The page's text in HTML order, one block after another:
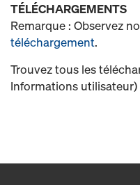
TÉLÉCHARGEMENTS
Remarque : Observez
téléchargement.
Trouvez tous les
Informations utilisateur)